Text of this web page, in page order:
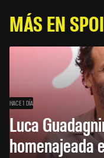
MÁS EN
HACE 1 DÍA
Luca
homenajeada